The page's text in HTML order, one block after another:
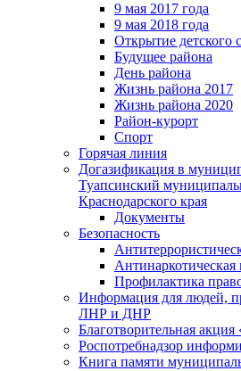
9 мая 2017 года
9 мая 2018 года
Открытие детского
Будущее района
День района
Жизнь района 2017
Жизнь района 2020
Район-курорт
Спорт
Горячая линия
Догазификация в
Туапсинский
Краснодарского края
Документы
Безопасность
Антинаркотическая
Профилактика
Информация для людей,
ЛНР и ДНР
Благотворительная
Роспотребнадзор
Книга памяти